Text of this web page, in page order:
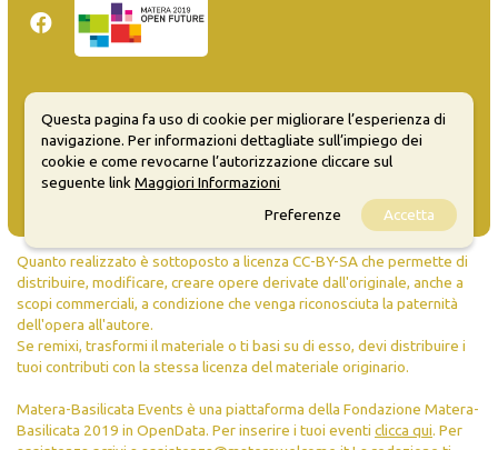
Inserisci evento
Guida
FAQ
info@materaevents.it
Quanto realizzato è sottoposto a licenza CC-BY-SA che permette di
distribuire, modificare, creare opere derivate dall'originale, anche a
scopi commerciali, a condizione che venga riconosciuta la paternità
dell'opera all'autore.
Se remixi, trasformi il materiale o ti basi su di esso, devi distribuire i
tuoi contributi con la stessa licenza del materiale originario.
Matera-Basilicata Events è una piattaforma della Fondazione Matera-
Basilicata 2019 in OpenData. Per inserire i tuoi eventi clicca qui. Per
Questa pagina fa uso di cookie per migliorare l’esperienza di
navigazione. Per informazioni dettagliate sull’impiego dei
cookie e come revocarne l’autorizzazione cliccare sul
seguente linkMaggiori Informazioni
Preferenze
Accetta